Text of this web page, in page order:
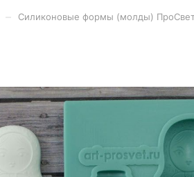
Силиконовые формы (молды)